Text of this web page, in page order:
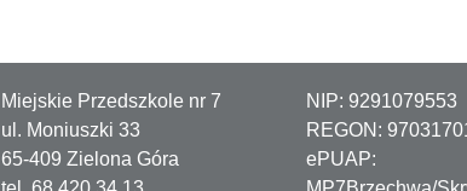
Miejskie Przedszkole nr 7
ul. Moniuszki 33
65-409 Zielona Góra
NIP: 9291079553
REGON:
ePUAP: